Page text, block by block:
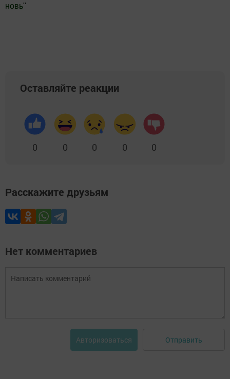
новь"
Оставляйте реакции
0 0 0 0 0
Расскажите друзьям
Нет комментариев
Авторизоваться Отправить